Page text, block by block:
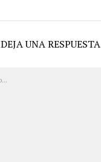
DEJA UNA RESPUESTA